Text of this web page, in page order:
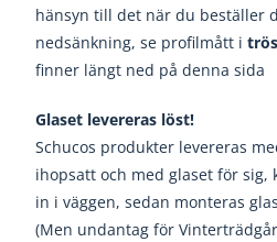
hänsyn till det när du beställer
nedsänkning, se profilmått i
finner längt ned på denna sida
Glaset levereras löst!
Schucos produkter levereras
ihopsatt och med glaset för sig,
in i väggen, sedan monteras
(Men undantag för